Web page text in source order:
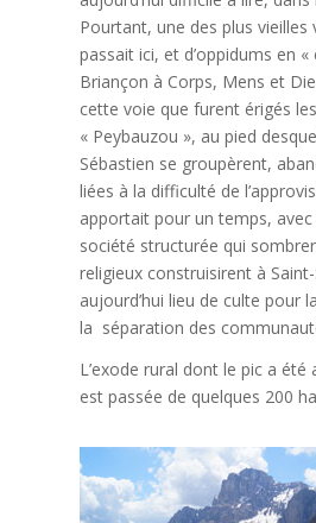
Pourtant, une des plus
passait ici, et d’oppidums en
Briançon à Corps, Mens et
cette voie que furent érigés
« Peybauzou », au pied
Sébastien se groupèrent,
liées à la difficulté de
apportait pour un temps,
société structurée qui
religieux construisirent à
aujourd’hui lieu de culte pour
la séparation des
L’exode rural dont le pic a
est passée de quelques 200